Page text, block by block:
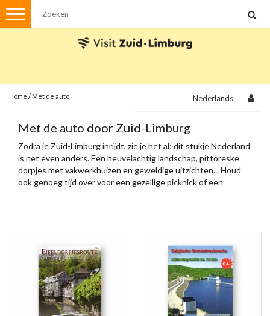
Menu
Met de auto
Visvergunningen
Brochures en kaarten
Plattegronden
Uit de streek
Ansichtkaarten
Home / Met de auto Nederlands
Met de auto door Zuid-Limburg
Zodra je Zuid-Limburg inrijdt, zie je het al: dit stukje Nederland
is net even anders. Een heuvelachtig landschap, pittoreske
dorpjes met vakwerkhuizen en geweldige uitzichten... Houd
ook genoeg tijd over voor een gezellige picknick of een